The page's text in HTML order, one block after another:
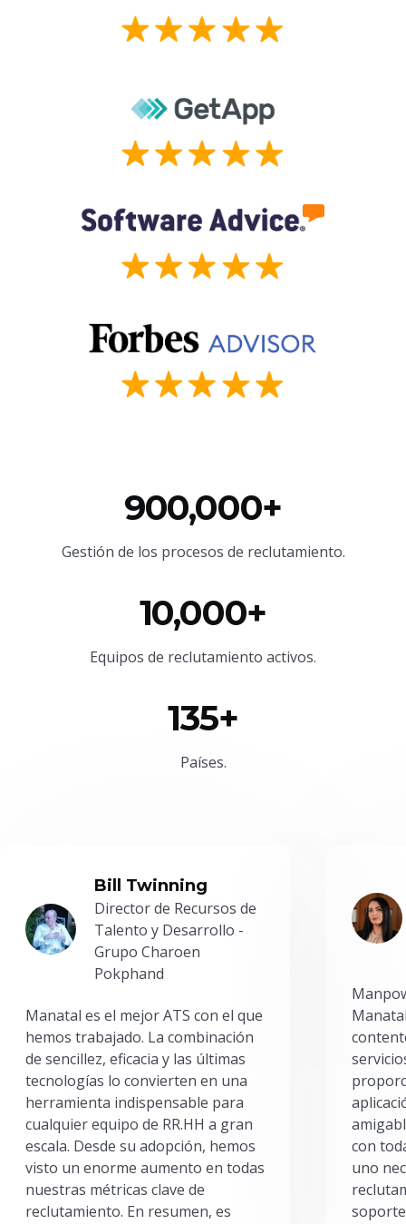
900,000+
Gestión de los procesos de reclutamiento.
10,000+
Equipos de reclutamiento activos.
135+
Países.
Bill Twinning
Director de Recursos de
Talento y Desarrollo -
Grupo Charoen
Pokphand
Manatal es el mejor ATS con el que
hemos trabajado. La combinación
de sencillez, eficacia y las últimas
tecnologías lo convierten en una
herramienta indispensable para
cualquier equipo de RR.HH a gran
escala. Desde su adopción, hemos
visto un enorme aumento en todas
nuestras métricas clave de
reclutamiento. En resumen, es
con
uno